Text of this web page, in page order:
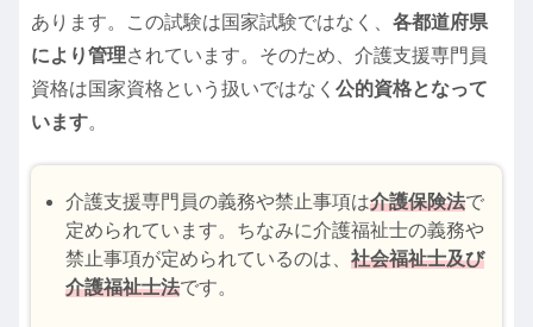
あります。この試験は国家試験ではなく、 各都道府県
により管理されています。そのため、介護支援専門員
資格は国家資格という扱いではなく 公的資格となって
います。
介護支援専門員の義務や禁止事項は介護保険法で
定められています。ちなみに介護福祉士の義務や
禁止事項が定められているのは、社会福祉士及び
介護福祉士法です。